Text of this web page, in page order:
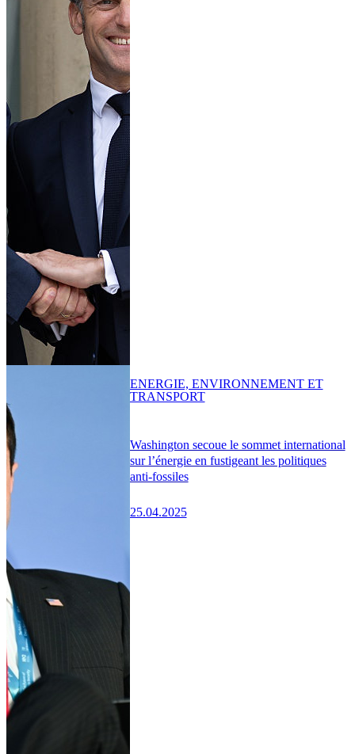
Washington secoue le sommet international
sur l’énergie en fustigeant les politiques
anti-fossiles
25.04.2025
ENERGIE, ENVIRONNEMENT ET
TRANSPORT